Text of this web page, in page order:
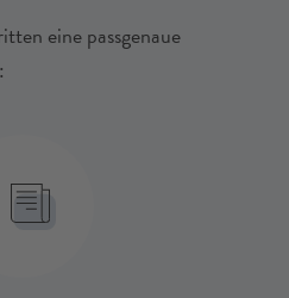
eine passgenaue